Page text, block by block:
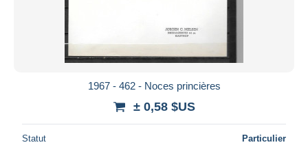
1967 - 462 - Noces princières
± 0,58 $US
Statut Particulier